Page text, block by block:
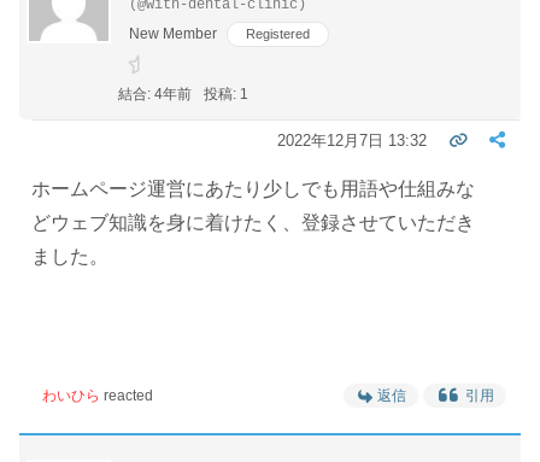
(@with-dental-clinic)
New Member
Registered
結合: 4年前 投稿: 1
2022年12月7日 13:32
ホームページ運営にあたり少しでも用語や仕組みな
どウェブ知識を身に着けたく、登録させていただき
ました。
わいひら reacted 返信 引用